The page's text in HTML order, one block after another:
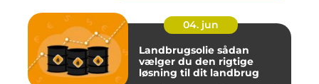
04. jun
Landbrugsolie sådan
vælger du den rigtige
løsning til dit landbrug